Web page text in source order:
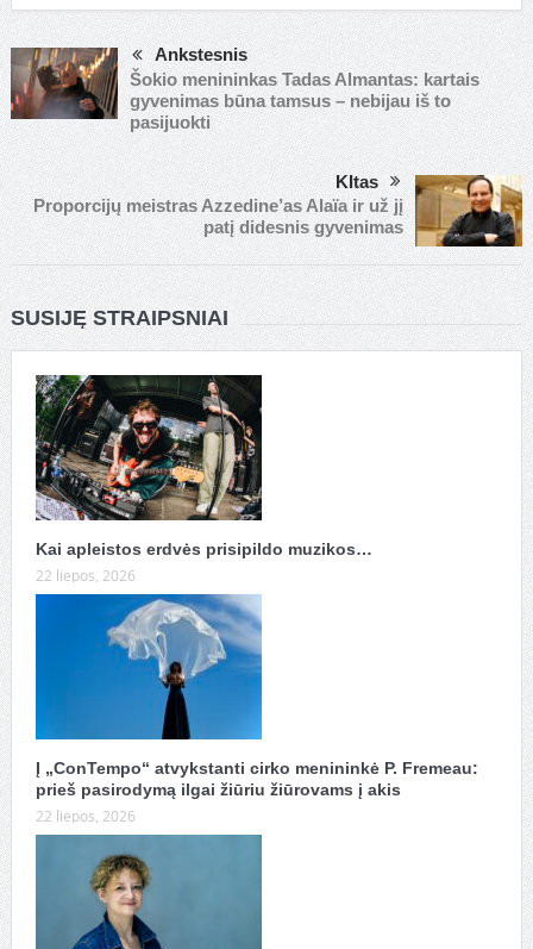
Ankstesnis
Šokio menininkas Tadas Almantas: kartais
gyvenimas būna tamsus – nebijau iš to
pasijuokti
KItas
Proporcijų meistras Azzedine’as Alaïa ir už jį
patį didesnis gyvenimas
SUSIJĘ STRAIPSNIAI
Kai apleistos erdvės prisipildo muzikos…
22 liepos, 2026
Į „ConTempo“ atvykstanti cirko menininkė P. Fremeau:
prieš pasirodymą ilgai žiūriu žiūrovams į akis
22 liepos, 2026